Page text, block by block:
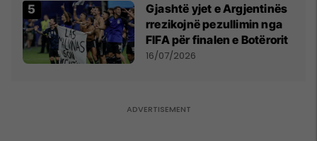
Gjashtë yjet e Argjentinës
rrezikojnë pezullimin nga
FIFA për finalen e Botërorit
16/07/2026